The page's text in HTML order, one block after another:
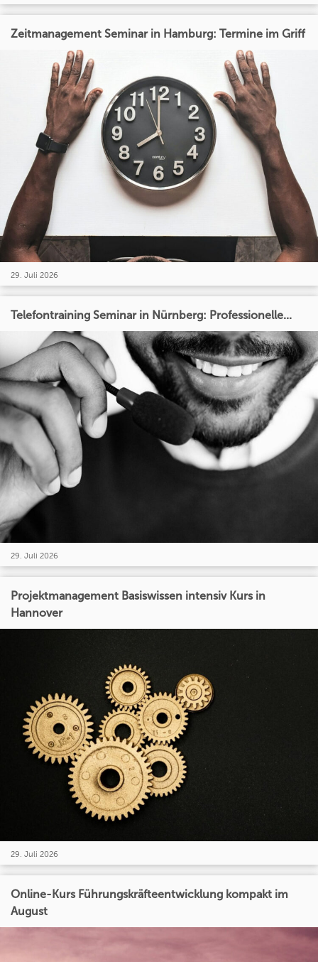
Zeitmanagement Seminar in Hamburg: Termine im Griff
29. Juli 2026
Telefontraining Seminar in Nürnberg: Professionelle...
29. Juli 2026
Projektmanagement Basiswissen intensiv Kurs in
Hannover
29. Juli 2026
Online-Kurs Führungskräfteentwicklung kompakt im
August